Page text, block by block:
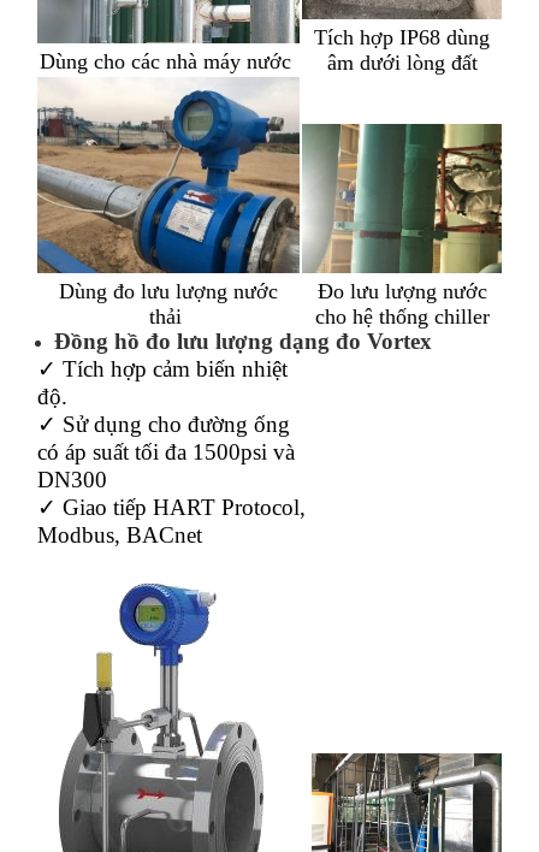
Dùng cho các nhà máy nước
Tích hợp IP68 dùng
âm dưới lòng đất
Dùng đo lưu lượng nước
thải
Đo lưu lượng nước
cho hệ thống chiller
Đồng hồ đo lưu lượng dạng đo Vortex
✓ Tích hợp cảm biến nhiệt
độ.
✓ Sử dụng cho đường ống
có áp suất tối đa 1500psi và
DN300
✓ Giao tiếp HART Protocol,
Modbus, BACnet